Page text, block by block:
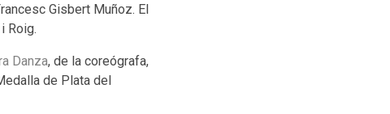
Gisbert Muñoz. El
Roig.
Danza, de la coreógrafa,
de Plata del